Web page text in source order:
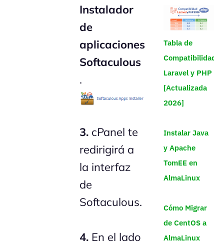
Instalador
de
aplicaciones
Softaculous
.
3. cPanel te
redirigirá a
la interfaz
de
Softaculous.
4. En el lado
Tabla de
Compatibilidad
Laravel y PHP
[Actualizada
2026]
Instalar Java
y Apache
TomEE en
AlmaLinux
Cómo Migrar
de CentOS a
AlmaLinux